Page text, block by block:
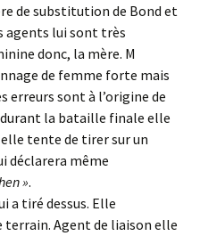
de substitution de Bond et
agents lui sont très
donc, la mère. M
de femme forte mais
erreurs sont à l’origine de
la bataille finale elle
tente de tirer sur un
déclarera même
».
a tiré dessus. Elle
terrain. Agent de liaison elle